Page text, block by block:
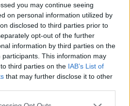
you may continue seeing
on personal information utilized by
disclosed to third parties prior to
opt-out of the further
information by third parties on the
participants. This information may
third parties on the IAB’s List of
that may further disclose it to other
app uses one or more Google